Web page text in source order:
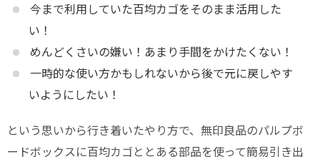
今まで利用していた百均カゴをそのまま活用した
い！
めんどくさいの嫌い！あまり手間をかけたくない！
一時的な使い方かもしれないから後で元に戻しやす
いようにしたい！
という思いから行き着いたやり方で、無印良品のパルプボ
ードボックスに百均カゴととある部品を使って簡易引き出